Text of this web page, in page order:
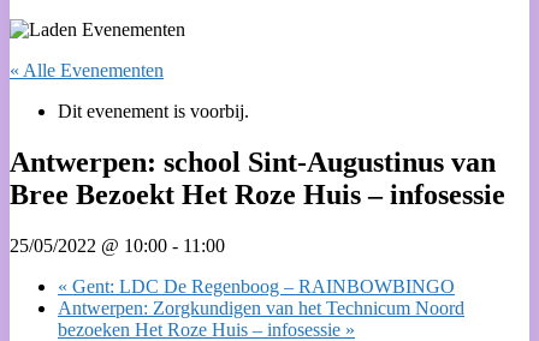
« Alle Evenementen
Dit evenement is voorbij.
Antwerpen: school Sint-Augustinus van
Bree Bezoekt Het Roze Huis – infosessie
25/05/2022 @ 10:00 - 11:00
« Gent: LDC De Regenboog – RAINBOWBINGO
Antwerpen: Zorgkundigen van het Technicum Noord
bezoeken Het Roze Huis – infosessie »